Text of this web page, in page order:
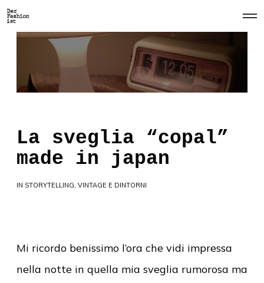
O
p
La sveglia “copal”
made in japan
IN STORYTELLING, VINTAGE E DINTORNI
Mi ricordo benissimo l’ora che vidi impressa
nella notte in quella mia sveglia rumorosa ma